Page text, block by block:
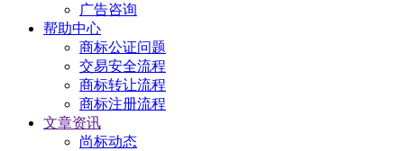
广告咨询
帮助中心
商标公证问题
交易安全流程
商标转让流程
商标注册流程
文章资讯
尚标动态